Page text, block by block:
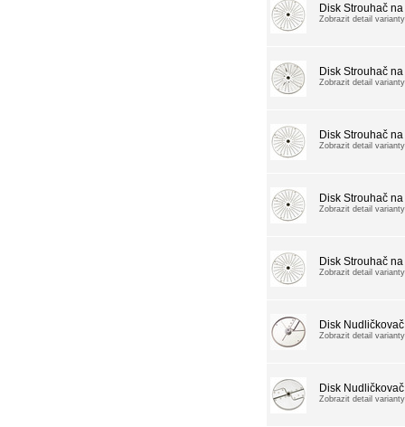
Disk Strouhač
Zobrazit detail varianty
Disk Strouhač
Zobrazit detail varianty
Disk Strouhač
Zobrazit detail varianty
Disk Strouhač
Zobrazit detail varianty
Disk Strouhač
Zobrazit detail varianty
Disk
Zobrazit detail varianty
Disk
Zobrazit detail varianty